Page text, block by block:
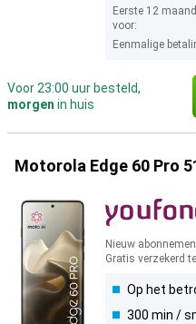
Eerste 12
voor:
Eenmalige
Voor 23:00 uur besteld,
morgen in huis
Motorola Edge 60 Pro
Nieuw
Gratis verzekerd
Op het
300 min /